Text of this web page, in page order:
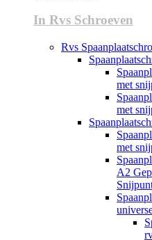
In Rvs Schroeven
Rvs
met
met
met
A2